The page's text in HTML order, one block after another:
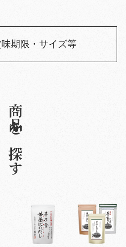
期限・サイズ等
商品を探す